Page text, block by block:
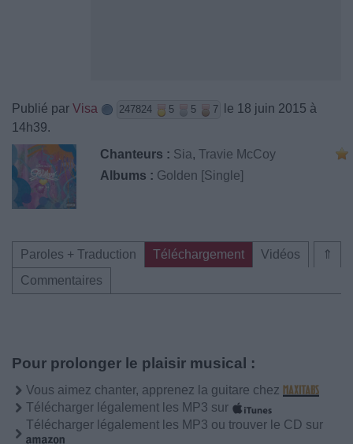
Publié par Visa 247824 5 5 7
le 18 juin 2015 à
14h39.
Chanteurs : Sia, Travie McCoy
Albums : Golden [Single]
⇑
Paroles + Traduction Téléchargement
Vidéos
Commentaires
Pour prolonger le plaisir musical :
Vous aimez chanter, apprenez la guitare chez
Télécharger légalement les MP3 sur
Télécharger légalement les MP3 ou trouver le CD sur